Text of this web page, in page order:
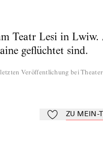
Teatr Lesi in
geflüchtet sind.
Veröffentlichung bei
Zu Mein-TdZ
ZU MEIN-